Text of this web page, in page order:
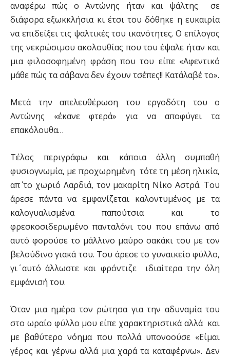
αναφέρω πώς ο Αντώνης ήταν και ψάλτης σε
διάφορα εξωκκλήσια κι έτσι του δόθηκε η ευκαιρία
να επιδείξει τις ψαλτικές του ικανότητες. Ο επίλογος
της νεκρώσιμου ακολουθίας που του έψαλε ήταν και
μια φιλοσοφημένη φράση που του είπε «Αφεντικό
μάθε πώς τα σάβανα δεν έχουν τσέπες!! Κατάλαβέ το».
Μετά την απελευθέρωση του εργοδότη του ο
Αντώνης «έκανε φτερά» για να αποφύγει τα
επακόλουθα…
Τέλος περιγράφω και κάποια άλλη συμπαθή
φυσιογνωμία, με προχωρημένη τότε τη μέση ηλικία,
απ΄ το χωριό Λαρδιά, τον μακαρίτη Νίκο Αστρά. Του
άρεσε πάντα να εμφανίζεται καλοντυμένος με τα
καλογυαλισμένα παπούτσια και το
φρεσκοσιδερωμένο πανταλόνι του που επάνω από
αυτό φορούσε το μάλλινο μαύρο σακάκι του με τον
βελούδινο γιακά του. Του άρεσε το γυναικείο φύλλο,
γι΄ αυτό άλλωστε και φρόντιζε ιδιαίτερα την όλη
εμφάνισή του.
Όταν μια ημέρα τον ρώτησα για την αδυναμία του
στο ωραίο φύλλο μου είπε χαρακτηριστικά αλλά και
με βαθύτερο νόημα που πολλά υπονοούσε «Είμαι
γέρος και γέρνω αλλά μια χαρά τα καταφέρνω». Δεν